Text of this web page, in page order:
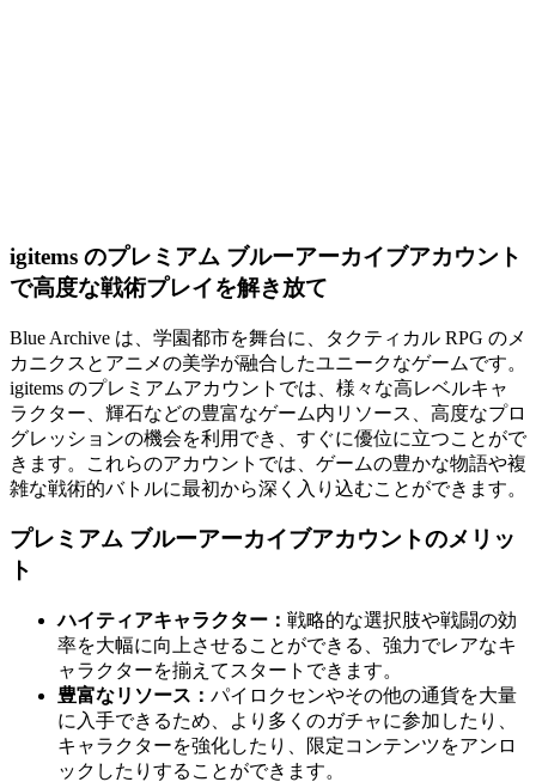
igitems のプレミアム ブルーアーカイブアカウント
で高度な戦術プレイを解き放て
Blue Archive は、学園都市を舞台に、タクティカル RPG のメ
カニクスとアニメの美学が融合したユニークなゲームです。
igitems のプレミアムアカウントでは、様々な高レベルキャ
ラクター、輝石などの豊富なゲーム内リソース、高度なプロ
グレッションの機会を利用でき、すぐに優位に立つことがで
きます。これらのアカウントでは、ゲームの豊かな物語や複
雑な戦術的バトルに最初から深く入り込むことができます。
プレミアム ブルーアーカイブアカウントのメリッ
ト
ハイティアキャラクター： 戦略的な選択肢や戦闘の効
率を大幅に向上させることができる、強力でレアなキ
ャラクターを揃えてスタートできます。
豊富なリソース： パイロクセンやその他の通貨を大量
に入手できるため、より多くのガチャに参加したり、
キャラクターを強化したり、限定コンテンツをアンロ
ックしたりすることができます。